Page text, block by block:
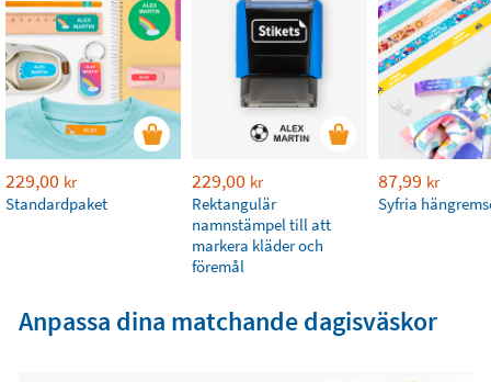
229,00 kr
Standardpaket
229,00 kr
Rektangulär
namnstämpel till att
markera kläder och
föremål
87,99 kr
Syfria
Anpassa dina matchande dagisväskor